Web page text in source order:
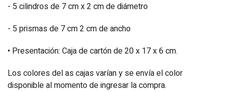
- 5 cilindros de 7 cm x 2 cm de diámetro
- 5 prismas de 7 cm 2 cm de ancho
• Presentación: Caja de cartón de 20 x 17 x 6 cm.
Los colores del as cajas varían y se envía el color
disponible al momento de ingresar la compra.